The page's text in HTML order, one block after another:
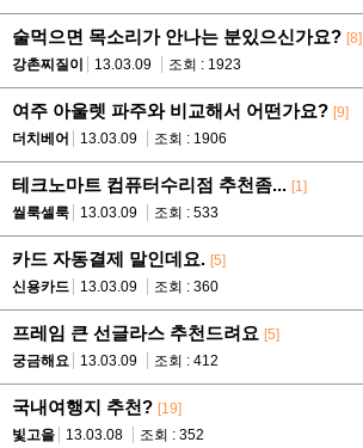
술먹으면 목소리가 안나는 분있으신가요? [8]
강촌찌질이
13.03.09 조회 : 1923
여주 아울렛 파주와 비교해서 어떤가요? [9]
더치베어
13.03.09 조회 : 1906
테크노마트 컴퓨터수리점 추천좀... [1]
씰룩셀룩
13.03.09 조회 : 533
카드 자동결제 말인데요. [5]
신용카드
13.03.09 조회 : 360
프레임 큰 선글라스 추천드려요 [5]
궁금해요
13.03.09 조회 : 412
국내여행지 추천? [19]
빛고을
13.03.08 조회 : 352